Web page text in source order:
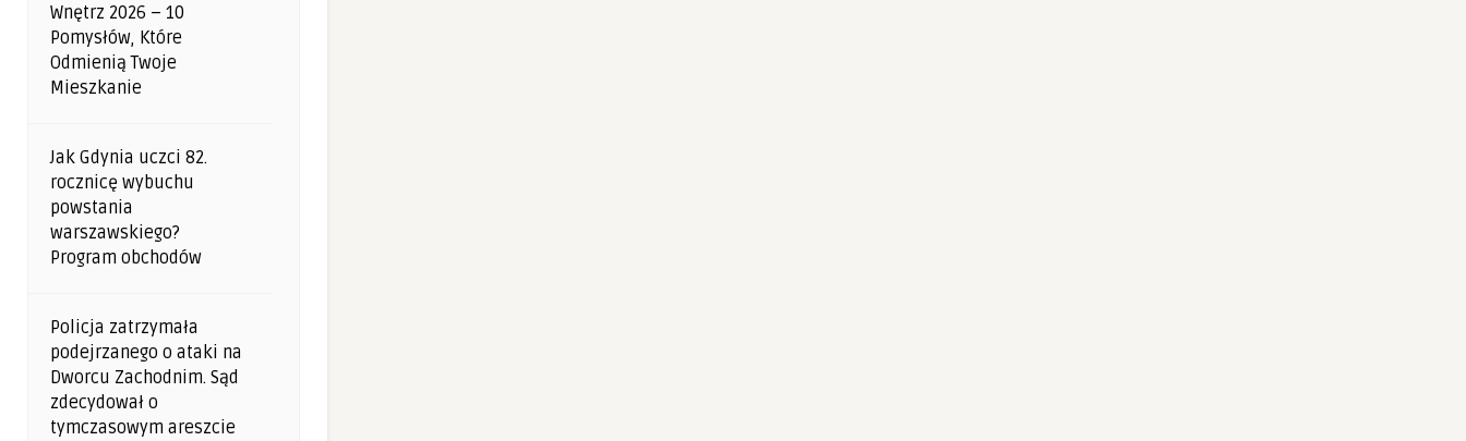
Wnętrz 2026 – 10
Pomysłów, Które
Odmienią Twoje
Mieszkanie
Jak Gdynia uczci 82.
rocznicę wybuchu
powstania
warszawskiego?
Program obchodów
Policja zatrzymała
podejrzanego o ataki na
Dworcu Zachodnim. Sąd
zdecydował o
tymczasowym areszcie